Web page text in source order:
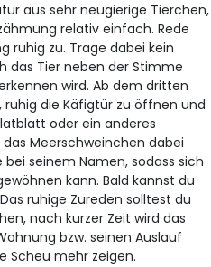
aus sehr neugierige Tierchen,
relativ einfach. Rede
ruhig zu. Trage dabei kein
das Tier neben der Stimme
wird. Ab dem dritten
die Käfigtür zu öffnen und
oder ein anderes
Meerschweinchen dabei
seinem Namen, sodass sich
kann. Bald kannst du
ruhige Zureden solltest du
nach kurzer Zeit wird das
bzw. seinen Auslauf
Scheu mehr zeigen.